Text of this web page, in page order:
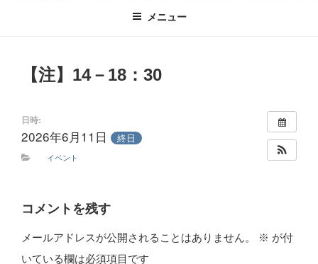
メニュー
【注】14－18：30
日時:
2026年6月11日 終日
イベント
コメントを残す
メールアドレスが公開されることはありません。 ※ が付
いている欄は必須項目です